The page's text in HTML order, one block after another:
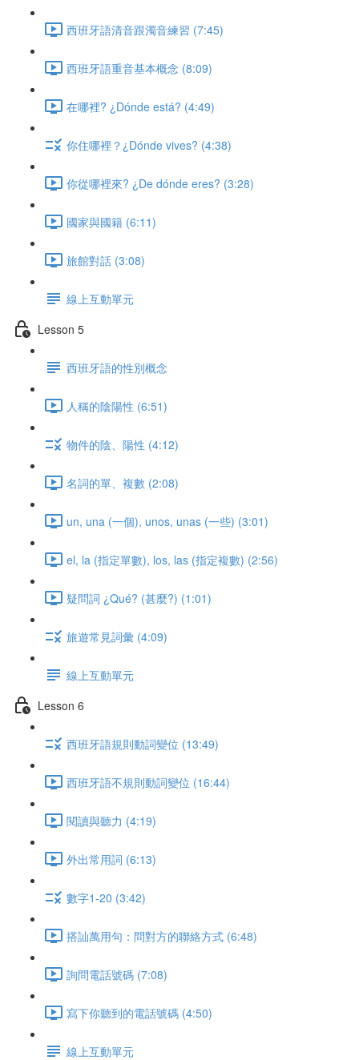
西班牙語清音跟濁音練習 (7:45)
西班牙語重音基本概念 (8:09)
在哪裡? ¿Dónde está? (4:49)
你住哪裡？¿Dónde vives? (4:38)
你從哪裡來? ¿De dónde eres? (3:28)
國家與國籍 (6:11)
旅館對話 (3:08)
線上互動單元
Lesson 5
西班牙語的性別概念
人稱的陰陽性 (6:51)
物件的陰、陽性 (4:12)
名詞的單、複數 (2:08)
un, una (一個), unos, unas (一些) (3:01)
el, la (指定單數), los, las (指定複數) (2:56)
疑問詞 ¿Qué? (甚麼?) (1:01)
旅遊常見詞彙 (4:09)
線上互動單元
Lesson 6
西班牙語規則動詞變位 (13:49)
西班牙語不規則動詞變位 (16:44)
閱讀與聽力 (4:19)
外出常用詞 (6:13)
數字1-20 (3:42)
搭訕萬用句：問對方的聯絡方式 (6:48)
詢問電話號碼 (7:08)
寫下你聽到的電話號碼 (4:50)
線上互動單元